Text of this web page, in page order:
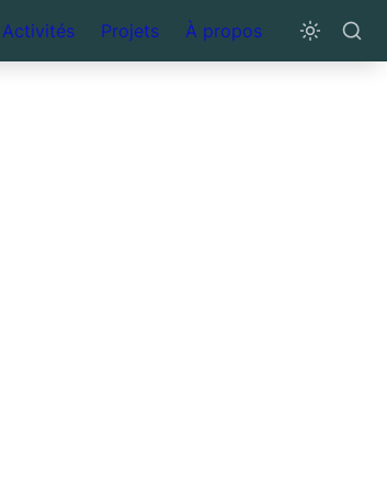
Activités Projets À propos